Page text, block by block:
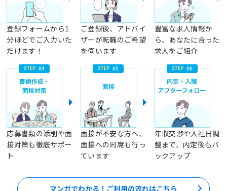
登録フォームから1
分ほどでご入力いた
だけます！
ご登録後、アドバイ
ザーが転職のご希望
を伺います
豊富な求人情報か
ら、あなたに合った
求人をご紹介
応募書類の添削や面
接対策も徹底サポー
ト
面接が不安な方へ、
面接への同席も行っ
ています
年収交渉や入社日調
整まで、内定後もバ
ックアップ
マンガでわかる！ご利用の流れはこちら